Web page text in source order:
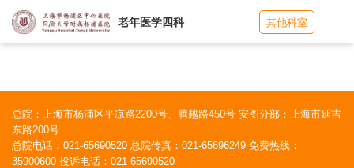
老年医学四科 其他科室
总院：上海市杨浦区平凉路2200号、腾越路450号 安图分部：上海市延吉
东路200号
总院电话：021-65690520 总院传真：021-65696249 免费热线：
35900600 投诉电话：021-65690520